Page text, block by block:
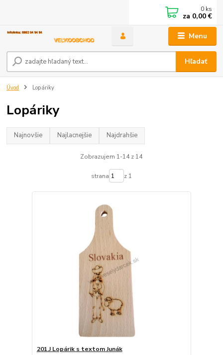
Menu
Hľadať
0 ks
za 0,00 €
Úvod Lopáriky
Lopáriky
Najnovšie Najlacnejšie Najdrahšie
Zobrazujem 1-14 z 14
strana z 1
201.J Lopárik s textom Junák